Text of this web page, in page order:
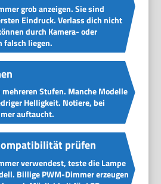
grob anzeigen. Sie sind
Eindruck. Verlass dich nicht
durch Kamera- oder
falsch liegen.
Stufen. Manche Modelle
Helligkeit. Notiere, bei
auftaucht.
prüfen
verwendest, teste die Lampe
Billige PWM-Dimmer erzeugen